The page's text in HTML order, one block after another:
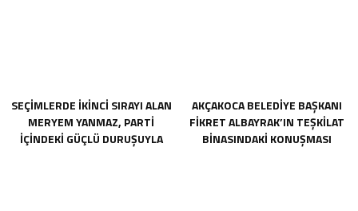
SEÇIMLERDE IKINCI SIRAYI ALAN
MERYEM YANMAZ, PARTI
IÇINDEKI GÜÇLÜ DURUŞUYLA
AKÇAKOCA BELEDIYE BAŞKANI
FIKRET ALBAYRAK’IN TEŞKILAT
BINASINDAKI KONUŞMASI